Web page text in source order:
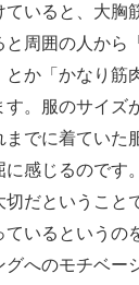
ていると、大胸
と周囲の人から
か「かなり筋
す。服のサイズ
までに着ていた
に感じるのです
切だということ
いるというの
へのモチベー